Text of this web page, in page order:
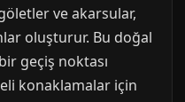
ve akarsular,
oluşturur. Bu doğal
geçiş noktası
konaklamalar için